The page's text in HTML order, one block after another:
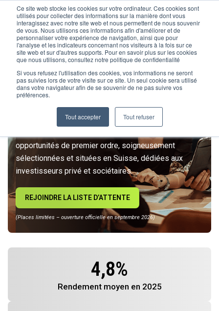
Ce site web stocke les cookies sur votre ordinateur. Ces cookies sont
utilisés pour collecter des informations sur la manière dont vous
interagissez avec notre site web et nous permettent de nous souvenir
de vous. Nous utilisons ces informations afin d'améliorer et de
personnaliser votre expérience de navigation, ainsi que pour
l'analyse et les indicateurs concernant nos visiteurs à la fois sur ce
site web et sur d'autres supports. Pour en savoir plus sur les cookies
que nous utilisons, consultez notre politique de confidentialité
Si vous refusez l'utilisation des cookies, vos informations ne seront
pas suivies lors de votre visite sur ce site. Un seul cookie sera utilisé
dans votre navigateur afin de se souvenir de ne pas suivre vos
préférences.
Tout accepter Tout refuser
L’IMMOBILIER
D’INVESTISSEMENT ENTRE
DANS UNE NOUVELLE ÈRE
Rejoignez le premier club privé d'investissement
opportunités de premier ordre, soigneusement
sélectionnées et situées en Suisse, dédiées aux
investisseurs privé et sociétaires.
REJOINDRE LA LISTE D’ATTENTE
(Places limitées – ouverture officielle en septembre 2026)
4,8%
Rendement moyen en 2025